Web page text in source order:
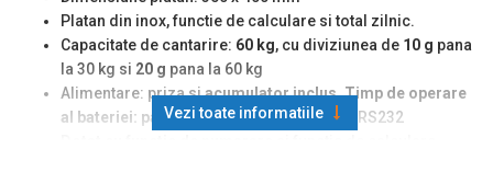
Platan din inox, functie de calculare si total zilnic.
Capacitate de cantarire: 60 kg, cu diviziunea de 10 g pana
la 30 kg si 20 g pana la 60 kg
Alimentare: priza siacumulator inclus. Timp de operare
al bateriei: pana la 200 ore;Comunicatie: RS232
Vezi toate informatiile